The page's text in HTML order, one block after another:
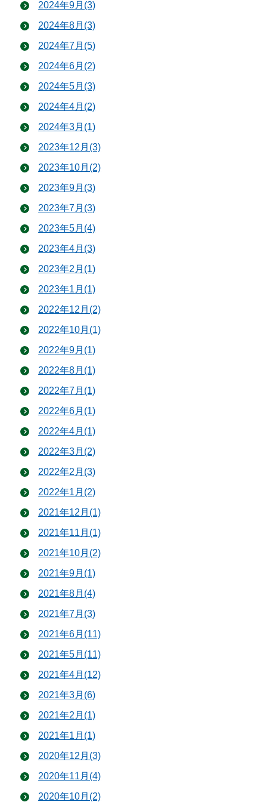
2024年9月(3)
2024年8月(3)
2024年7月(5)
2024年6月(2)
2024年5月(3)
2024年4月(2)
2024年3月(1)
2023年12月(3)
2023年10月(2)
2023年9月(3)
2023年7月(3)
2023年5月(4)
2023年4月(3)
2023年2月(1)
2023年1月(1)
2022年12月(2)
2022年10月(1)
2022年9月(1)
2022年8月(1)
2022年7月(1)
2022年6月(1)
2022年4月(1)
2022年3月(2)
2022年2月(3)
2022年1月(2)
2021年12月(1)
2021年11月(1)
2021年10月(2)
2021年9月(1)
2021年8月(4)
2021年7月(3)
2021年6月(11)
2021年5月(11)
2021年4月(12)
2021年3月(6)
2021年2月(1)
2021年1月(1)
2020年12月(3)
2020年11月(4)
2020年10月(2)